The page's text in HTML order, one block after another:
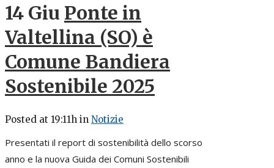
14 Giu Ponte in
Valtellina (SO) è
Comune Bandiera
Sostenibile 2025
Posted at 19:11h in Notizie
Presentati il report di sostenibilità dello scorso
anno e la nuova Guida dei Comuni Sostenibili